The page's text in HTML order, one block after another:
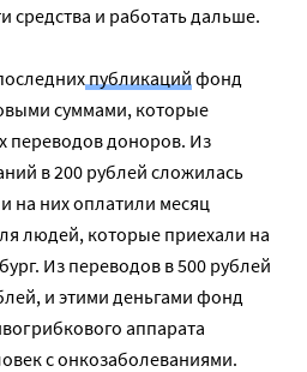
средства и работать дальше.
публикаций фонд
суммами, которые
переводов доноров. Из
в 200 рублей сложилась
на них оплатили месяц
людей, которые приехали на
Из переводов в 500 рублей
и этими деньгами фонд
аппарата
с онкозаболеваниями.